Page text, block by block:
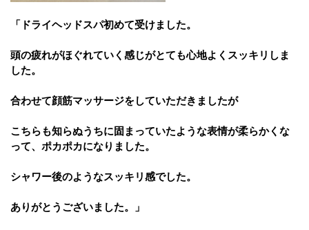
「ドライヘッドスパ初めて受けました。
頭の疲れがほぐれていく感じがとても心地よくスッキリしま
した。
合わせて顔筋マッサージをしていただきましたが
こちらも知らぬうちに固まっていたような表情が柔らかくな
って、ポカポカになりました。
シャワー後のようなスッキリ感でした。
ありがとうございました。」